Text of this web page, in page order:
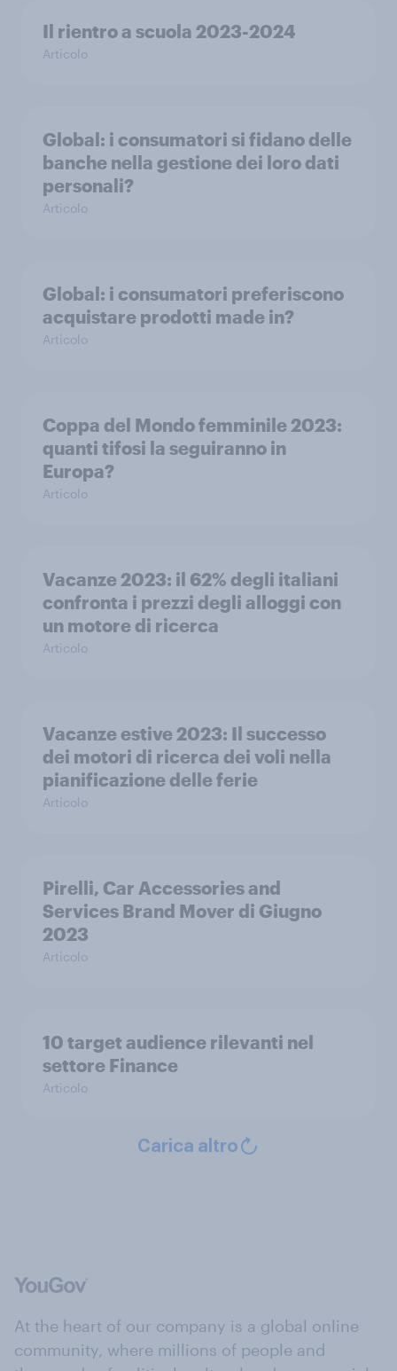
Il rientro a scuola 2023-2024
Articolo
Global: i consumatori si fidano delle
banche nella gestione dei loro dati
personali?
Articolo
Global: i consumatori preferiscono
acquistare prodotti made in?
Articolo
Coppa del Mondo femminile 2023:
quanti tifosi la seguiranno in
Europa?
Articolo
Vacanze 2023: il 62% degli italiani
confronta i prezzi degli alloggi con
un motore di ricerca
Articolo
Vacanze estive 2023: Il successo
dei motori di ricerca dei voli nella
pianificazione delle ferie
Articolo
Pirelli, Car Accessories and
Services Brand Mover di Giugno
2023
Articolo
10 target audience rilevanti nel
settore Finance
Articolo
Carica altro
At the heart of our company is a global online
community, where millions of people and